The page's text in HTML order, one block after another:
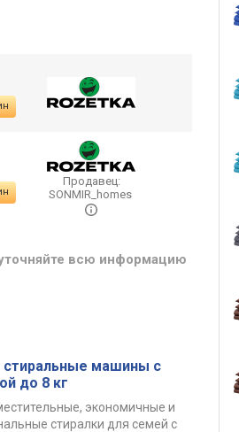
Продавец:
SONMIR_homes
всю информацию
машины с
до 8 кг
экономичные и
стиралки для семей с